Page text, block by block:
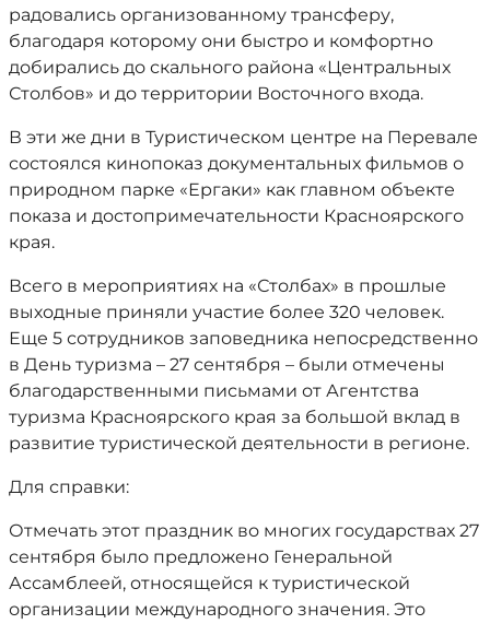
радовались организованному трансферу,
благодаря которому они быстро и комфортно
добирались до скального района «Центральных
Столбов» и до территории Восточного входа.
В эти же дни в Туристическом центре на Перевале
состоялся кинопоказ документальных фильмов о
природном парке «Ергаки» как главном объекте
показа и достопримечательности Красноярского
края.
Всего в мероприятиях на «Столбах» в прошлые
выходные приняли участие более 320 человек.
Еще 5 сотрудников заповедника непосредственно
в День туризма – 27 сентября – были отмечены
благодарственными письмами от Агентства
туризма Красноярского края за большой вклад в
развитие туристической деятельности в регионе.
Для справки:
Отмечать этот праздник во многих государствах 27
сентября было предложено Генеральной
Ассамблеей, относящейся к туристической
организации международного значения. Это